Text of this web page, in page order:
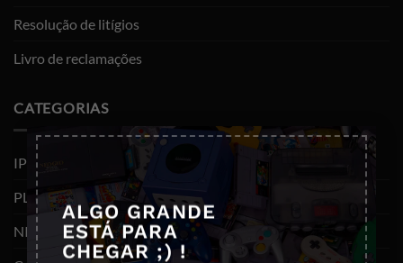
ALGO GRANDE
ESTÁ PARA
CHEGAR ;) !
×
Resolução de litígios
Livro de reclamações
CATEGORIAS
IPHONES (RECONDICIONADOS)
PLAYSTATION
NINTENDO SWITCH